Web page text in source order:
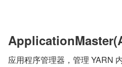
应用程序管理器，管理 YARN